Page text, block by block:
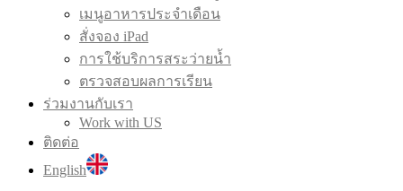
เมนูอาหารประจำเดือน
สั่งจอง iPad
การใช้บริการสระว่ายน้ำ
ตรวจสอบผลการเรียน
ร่วมงานกับเรา
Work with US
ติดต่อ
English